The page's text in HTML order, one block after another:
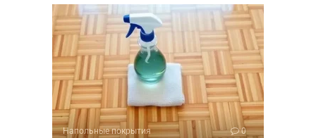
Напольные покрытия 0